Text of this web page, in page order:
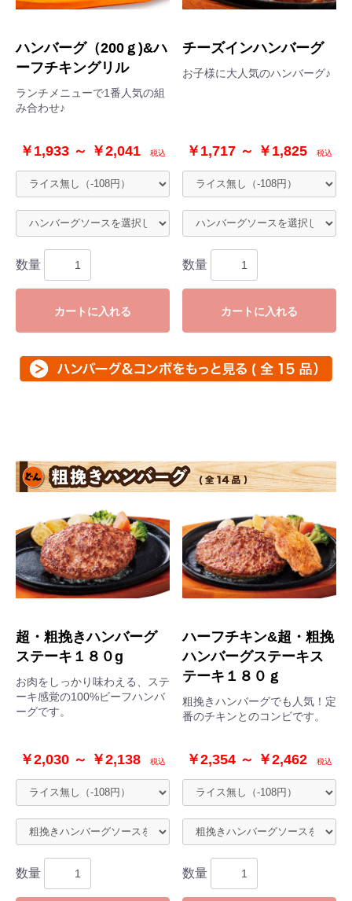
ハンバーグ（200ｇ)&ハ
ーフチキングリル
ランチメニューで1番人気の組
み合わせ♪
￥1,933 ～ ￥2,041 税込
数量
カートに入れる
チーズインハンバーグ
お子様に大人気のハンバーグ♪
￥1,717 ～ ￥1,825 税込
数量
カートに入れる
超・粗挽きハンバーグ
ステーキ１８０g
お肉をしっかり味わえる、ステ
ーキ感覚の100%ビーフハンバ
ーグです。
￥2,030 ～ ￥2,138 税込
数量
ハーフチキン&超・粗挽
ハンバーグステーキス
テーキ１８０ｇ
粗挽きハンバーグでも人気！定
番のチキンとのコンビです。
￥2,354 ～ ￥2,462 税込
数量
お買い物を続ける ご注文手続きへ進む